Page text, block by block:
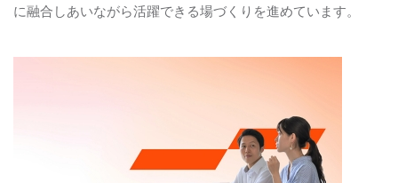
に融合しあいながら活躍できる場づくりを進めています。